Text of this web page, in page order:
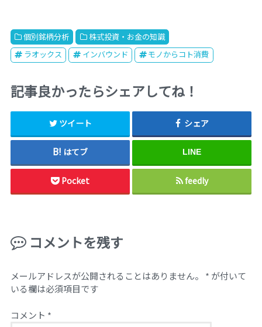
個別銘柄分析
株式投資・お金の知識
ラオックス
インバウンド モノからコト消費
記事良かったらシェアしてね！
ツイート シェア
はてブ LINE
Pocket feedly
コメントを残す
メールアドレスが公開されることはありません。 * が付いて
いる欄は必須項目です
コメント *